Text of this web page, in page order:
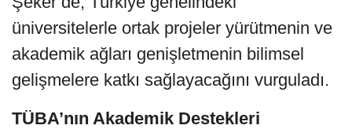
üniversitelerle ortak projeler yürütmenin ve
akademik ağları genişletmenin bilimsel
gelişmelere katkı sağlayacağını vurguladı.
TÜBA’nın Akademik Destekleri